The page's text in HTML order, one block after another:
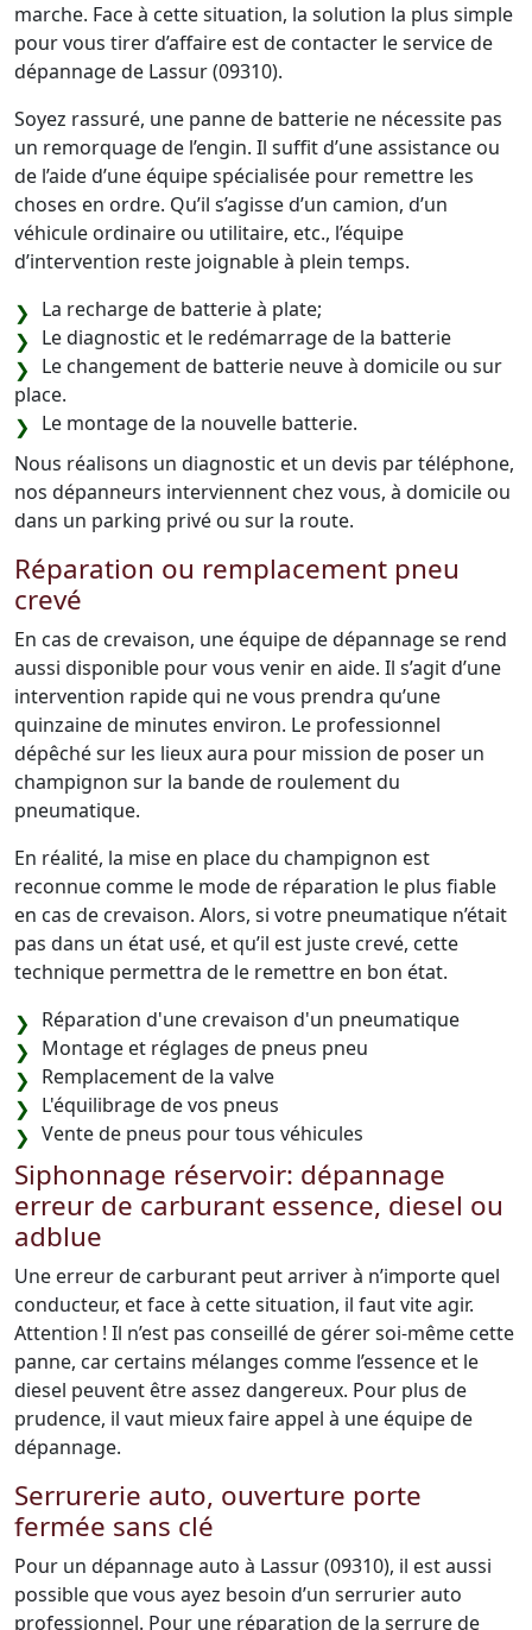
marche. Face à cette situation, la solution la plus simple
pour vous tirer d’affaire est de contacter le service de
dépannage de Lassur (09310).
Soyez rassuré, une panne de batterie ne nécessite pas
un remorquage de l’engin. Il suffit d’une assistance ou
de l’aide d’une équipe spécialisée pour remettre les
choses en ordre. Qu’il s’agisse d’un camion, d’un
véhicule ordinaire ou utilitaire, etc., l’équipe
d’intervention reste joignable à plein temps.
La recharge de batterie à plate;
Le diagnostic et le redémarrage de la batterie
Le changement de batterie neuve à domicile ou sur
place.
Le montage de la nouvelle batterie.
Nous réalisons un diagnostic et un devis par téléphone,
nos dépanneurs interviennent chez vous, à domicile ou
dans un parking privé ou sur la route.
Réparation ou remplacement pneu
crevé
En cas de crevaison, une équipe de dépannage se rend
aussi disponible pour vous venir en aide. Il s’agit d’une
intervention rapide qui ne vous prendra qu’une
quinzaine de minutes environ. Le professionnel
dépêché sur les lieux aura pour mission de poser un
champignon sur la bande de roulement du
pneumatique.
En réalité, la mise en place du champignon est
reconnue comme le mode de réparation le plus fiable
en cas de crevaison. Alors, si votre pneumatique n’était
pas dans un état usé, et qu’il est juste crevé, cette
technique permettra de le remettre en bon état.
Réparation d'une crevaison d'un pneumatique
Montage et réglages de pneus pneu
Remplacement de la valve
L'équilibrage de vos pneus
Vente de pneus pour tous véhicules
Siphonnage réservoir: dépannage
erreur de carburant essence, diesel ou
adblue
Une erreur de carburant peut arriver à n’importe quel
conducteur, et face à cette situation, il faut vite agir.
Attention ! Il n’est pas conseillé de gérer soi-même cette
panne, car certains mélanges comme l’essence et le
diesel peuvent être assez dangereux. Pour plus de
prudence, il vaut mieux faire appel à une équipe de
dépannage.
Serrurerie auto, ouverture porte
fermée sans clé
Pour un dépannage auto à Lassur (09310), il est aussi
possible que vous ayez besoin d’un serrurier auto
professionnel. Pour une réparation de la serrure de